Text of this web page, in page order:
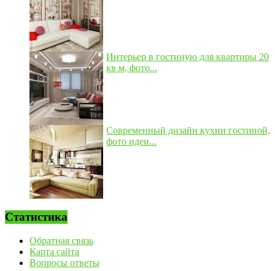
Интерьер в гостиную для квартиры 20
кв м, фото...
Современный дизайн кухни гостиной,
фото идеи...
Статистика
Обратная связь
Карта сайта
Вопросы ответы